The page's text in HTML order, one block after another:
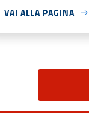
VAI ALLA PAGINA